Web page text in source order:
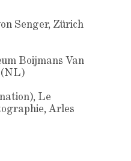
Senger, Zürich
Boijmans Van
(NL)
Le
Arles